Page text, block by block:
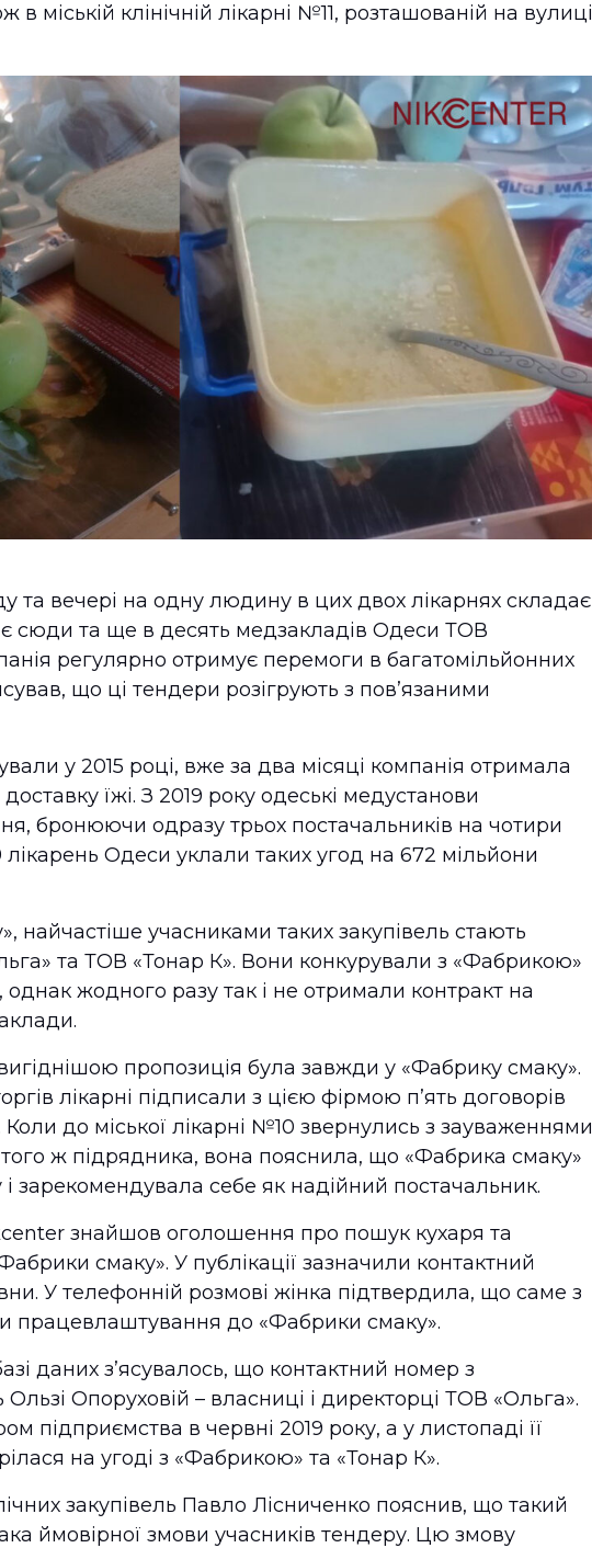
в міській клінічній лікарні №11, розташованій на вулиці
та вечері на одну людину в цих двох лікарнях складає
сюди та ще в десять медзакладів Одеси ТОВ
регулярно отримує перемоги в багатомільйонних
що ці тендери розігрують з пов’язаними
у 2015 році, вже за два місяці компанія отримала
їжі. З 2019 року одеські медустанови
бронюючи одразу трьох постачальників на чотири
Одеси уклали таких угод на 672 мільйони
найчастіше учасниками таких закупівель стають
та ТОВ «Тонар К». Вони конкурували з «Фабрикою»
однак жодного разу так і не отримали контракт на
пропозиція була завжди у «Фабрику смаку».
лікарні підписали з цією фірмою п’ять договорів
Коли до міської лікарні №10 звернулись з зауваженнями
ж підрядника, вона пояснила, що «Фабрика смаку»
і зарекомендувала себе як надійний постачальник.
знайшов оголошення про пошук кухаря та
смаку». У публікації зазначили контактний
У телефонній розмові жінка підтвердила, що саме з
працевлаштування до «Фабрики смаку».
даних з’ясувалось, що контактний номер з
Опоруховій – власниці і директорці ТОВ «Ольга».
підприємства в червні 2019 року, а у листопаді її
на угоді з «Фабрикою» та «Тонар К».
закупівель Павло Лісниченко пояснив, що такий
ймовірної змови учасників тендеру. Цю змову